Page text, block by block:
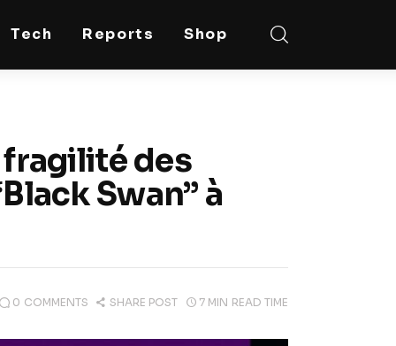
Tech Reports Shop
fragilité des
Swan” à
0 COMMENTS SHARE POST 7 MIN READ TIME